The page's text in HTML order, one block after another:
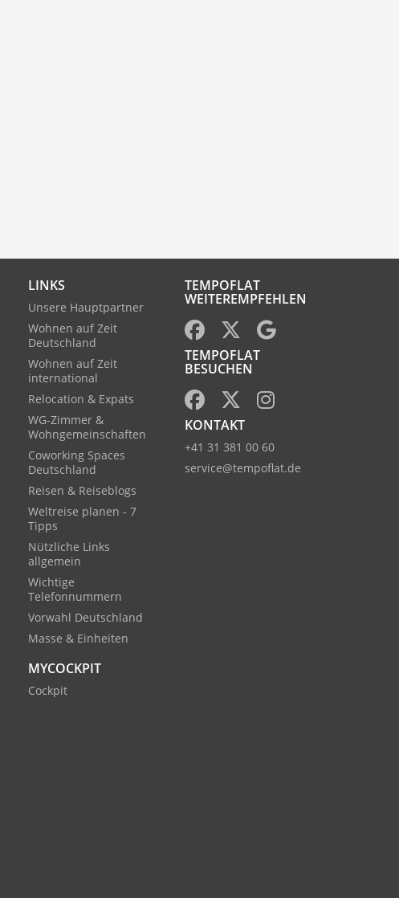
LINKS
Unsere Hauptpartner
Wohnen auf Zeit
Deutschland
Wohnen auf Zeit
international
Relocation & Expats
WG-Zimmer &
Wohngemeinschaften
Coworking Spaces
Deutschland
Reisen & Reiseblogs
Weltreise planen - 7
Tipps
Nützliche Links
allgemein
Wichtige
Telefonnummern
Vorwahl Deutschland
Masse & Einheiten
MYCOCKPIT
Cockpit
TEMPOFLAT
WEITEREMPFEHLEN
TEMPOFLAT
BESUCHEN
KONTAKT
+41 31 381 00 60
service@tempoflat.de